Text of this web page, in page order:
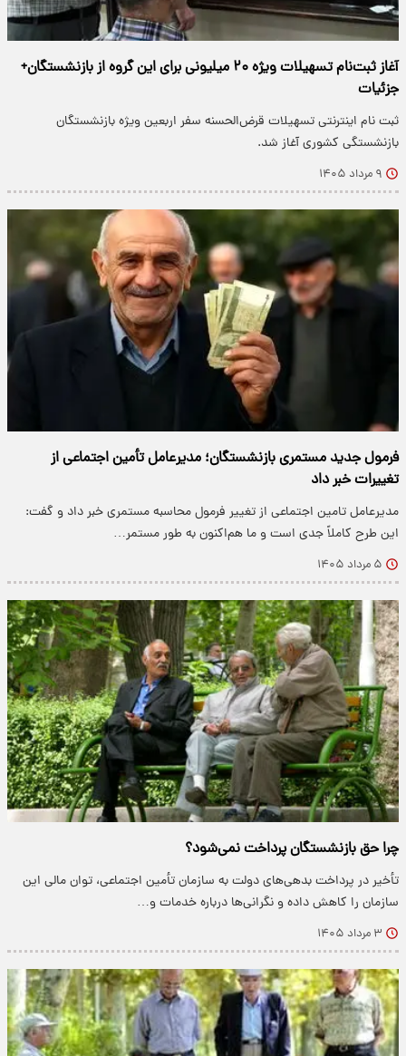
آغاز ثبت‌نام تسهیلات ویژه ۲۰ میلیونی برای این گروه از بازنشستگان+
جزئیات
ثبت نام اینترنتی تسهیلات قرض‌الحسنه سفر اربعین ویژه بازنشستگان
بازنشستگی کشوری آغاز شد.
۹ مرداد ۱۴۰۵
فرمول جدید مستمری بازنشستگان؛ مدیرعامل تأمین اجتماعی از
تغییرات خبر داد
مدیرعامل تامین اجتماعی از تغییر فرمول محاسبه مستمری خبر داد و گفت:
این طرح کاملاً جدی است و ما هم‌اکنون به طور مستمر…
۵ مرداد ۱۴۰۵
چرا حق بازنشستگان پرداخت نمی‌شود؟
تأخیر در پرداخت بدهی‌های دولت به سازمان تأمین اجتماعی، توان مالی این
سازمان را کاهش داده و نگرانی‌ها درباره خدمات و…
۳ مرداد ۱۴۰۵